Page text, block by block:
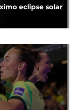
eclipse solar